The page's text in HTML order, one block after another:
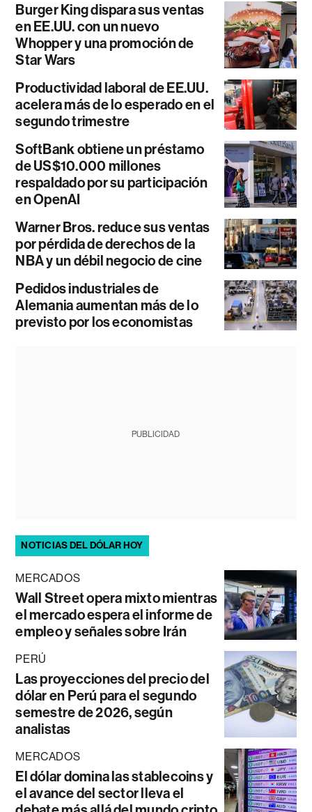
Burger King dispara sus ventas
en EE.UU. con un nuevo
Whopper y una promoción de
Star Wars
Productividad laboral de EE.UU.
acelera más de lo esperado en el
segundo trimestre
SoftBank obtiene un préstamo
de US$10.000 millones
respaldado por su participación
en OpenAI
Warner Bros. reduce sus ventas
por pérdida de derechos de la
NBA y un débil negocio de cine
Pedidos industriales de
Alemania aumentan más de lo
previsto por los economistas
PUBLICIDAD
NOTICIAS DEL DÓLAR HOY
MERCADOS
Wall Street opera mixto mientras
el mercado espera el informe de
empleo y señales sobre Irán
PERÚ
Las proyecciones del precio del
dólar en Perú para el segundo
semestre de 2026, según
analistas
MERCADOS
El dólar domina las stablecoins y
el avance del sector lleva el